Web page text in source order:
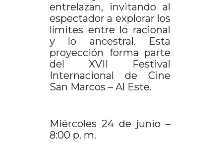
entrelazan, invitando al
espectador a explorar los
límites entre lo racional
y lo ancestral. Esta
proyección forma parte
del XVII Festival
Internacional de Cine
San Marcos – Al Este.
Miércoles 24 de junio –
8:00 p. m.